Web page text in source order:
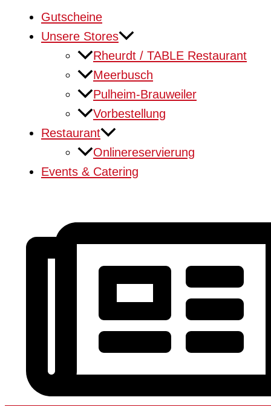
Gutscheine
Unsere Stores
Rheurdt / TABLE Restaurant
Meerbusch
Pulheim-Brauweiler
Vorbestellung
Restaurant
Onlinereservierung
Events & Catering